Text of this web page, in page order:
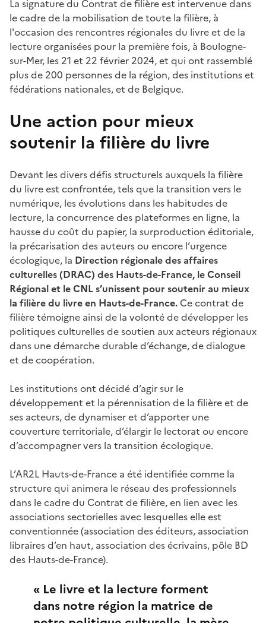
La signature du Contrat de filière est intervenue dans
le cadre de la mobilisation de toute la filière, à
l'occasion des rencontres régionales du livre et de la
lecture organisées pour la première fois, à Boulogne-
sur-Mer, les 21 et 22 février 2024, et qui ont rassemblé
plus de 200 personnes de la région, des institutions et
fédérations nationales, et de Belgique.
Une action pour mieux
soutenir la filière du livre
Devant les divers défis structurels auxquels la filière
du livre est confrontée, tels que la transition vers le
numérique, les évolutions dans les habitudes de
lecture, la concurrence des plateformes en ligne, la
hausse du coût du papier, la surproduction éditoriale,
la précarisation des auteurs ou encore l’urgence
écologique, la Direction régionale des affaires
culturelles (DRAC) des Hauts-de-France, le Conseil
Régional et le CNL s’unissent pour soutenir au mieux
la filière du livre en Hauts-de-France. Ce contrat de
filière témoigne ainsi de la volonté de développer les
politiques culturelles de soutien aux acteurs régionaux
dans une démarche durable d’échange, de dialogue
et de coopération.
Les institutions ont décidé d’agir sur le
développement et la pérennisation de la filière et de
ses acteurs, de dynamiser et d’apporter une
couverture territoriale, d’élargir le lectorat ou encore
d’accompagner vers la transition écologique.
L’AR2L Hauts-de-France a été identifiée comme la
structure qui animera le réseau des professionnels
dans le cadre du Contrat de filière, en lien avec les
associations sectorielles avec lesquelles elle est
conventionnée (association des éditeurs, association
libraires d’en haut, association des écrivains, pôle BD
des Hauts-de-France).
« Le livre et la lecture forment
dans notre région la matrice de